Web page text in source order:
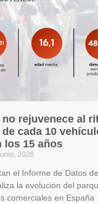
rejuvenece al
cada 10
los 15 años
2026
el Informe de Datos
la evolución del
comerciales en España